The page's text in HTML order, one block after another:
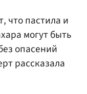
что пастила и
могут быть
опасений
рассказала